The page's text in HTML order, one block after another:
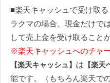
■楽天キャッシュで受け取る
ラクマの場合、現金だけで
して売上金を受け取ること
※楽天キャッシュへのチャ
【楽天キャッシュ】 は 【楽天
能です。（もちろん楽天で